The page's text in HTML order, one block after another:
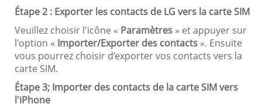
Étape 2 : Exporter les contacts de LG vers la carte SIM
Veuillez choisir l'icône « Paramètres » et appuyer sur
l'option « Importer/Exporter des contacts ». Ensuite
vous pourrez choisir d’exporter vos contacts vers la
carte SIM.
Étape 3; Importer des contacts de la carte SIM vers
l'iPhone